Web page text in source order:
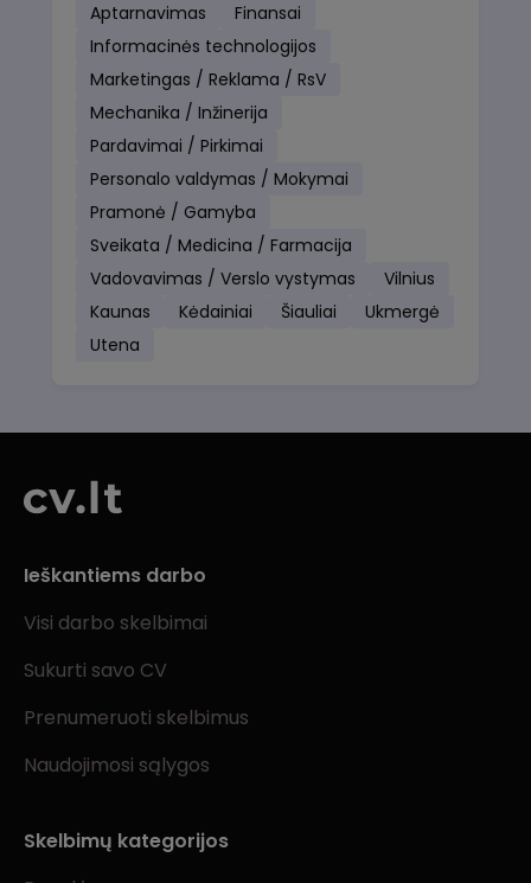
Aptarnavimas
Finansai
Informacinės technologijos
Marketingas / Reklama / RsV
Mechanika / Inžinerija
Pardavimai / Pirkimai
Personalo valdymas / Mokymai
Pramonė / Gamyba
Sveikata / Medicina / Farmacija
Vadovavimas / Verslo vystymas
Vilnius
Kaunas
Kėdainiai Šiauliai
Ukmergė
Utena
Ieškantiems darbo
Visi darbo skelbimai
Sukurti savo CV
Prenumeruoti skelbimus
Naudojimosi sąlygos
Skelbimų kategorijos